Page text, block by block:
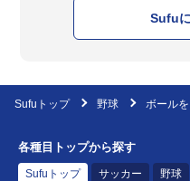
Sufu
Sufuトップ 野球 ボール
各種目トップから探す
Sufuトップ サッカー 野球